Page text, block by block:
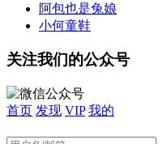
阿包也是兔娘
小何童鞋
关注我们的公众号
首页 发现 VIP 我的